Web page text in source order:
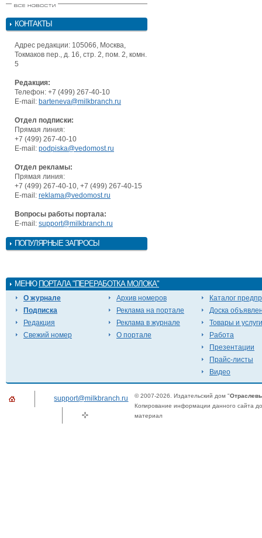
КОНТАКТЫ
Адрес редакции: 105066, Москва,
Токмаков пер., д. 16, стр. 2, пом. 2, комн.
5
Редакция:
Телефон: +7 (499) 267-40-10
E-mail: barteneva@milkbranch.ru
Отдел подписки:
Прямая линия:
+7 (499) 267-40-10
E-mail: podpiska@vedomost.ru
Отдел рекламы:
Прямая линия:
+7 (499) 267-40-10, +7 (499) 267-40-15
E-mail: reklama@vedomost.ru
Вопросы работы портала:
E-mail: support@milkbranch.ru
ПОПУЛЯРНЫЕ ЗАПРОСЫ
МЕНЮ ПОРТАЛА "ПЕРЕРАБОТКА МОЛОКА"
О журнале
Подписка
Редакция
Свежий номер
Архив номеров
Реклама на портале
Реклама в журнале
О портале
Каталог
Доска
Товары и услуги
Работа
Презентации
Прайс-листы
Видео
support@milkbranch.ru © 2007-2026. Издательский дом "
Копирование информации данного сайта
материал